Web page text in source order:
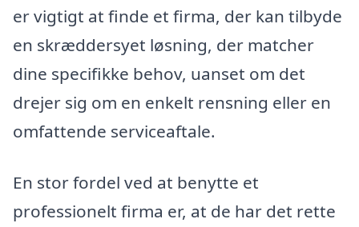
er vigtigt at finde et firma, der kan tilbyde
en skræddersyet løsning, der matcher
dine specifikke behov, uanset om det
drejer sig om en enkelt rensning eller en
omfattende serviceaftale.
En stor fordel ved at benytte et
professionelt firma er, at de har det rette